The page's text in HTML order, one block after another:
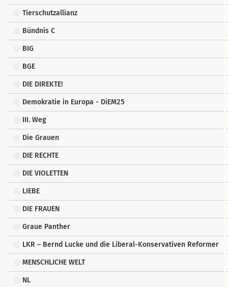
Tierschutzallianz
Bündnis C
BIG
BGE
DIE DIREKTE!
Demokratie in Europa - DiEM25
III. Weg
Die Grauen
DIE RECHTE
DIE VIOLETTEN
LIEBE
DIE FRAUEN
Graue Panther
LKR – Bernd Lucke und die Liberal-Konservativen Reformer
MENSCHLICHE WELT
NL